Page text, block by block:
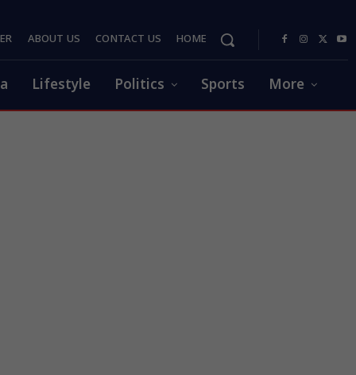
ABOUT US CONTACT US HOME
Lifestyle Politics Sports More